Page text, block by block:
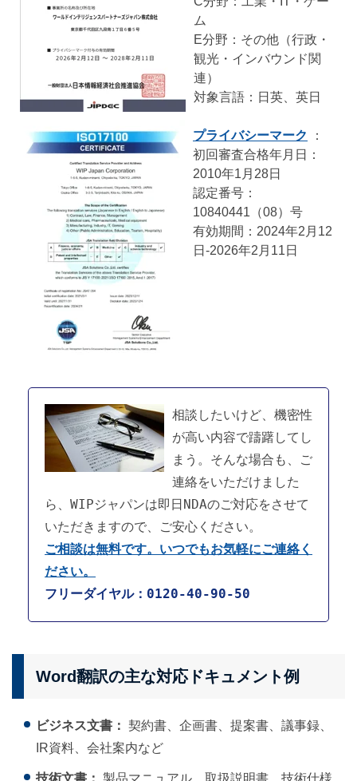
ム
E分野：その他（行政・
観光・インバウンド関
連）
対象言語：日英、英日
プライバシーマーク
：
初回審査合格年月日：
2010年1月28日
認定番号：
10840441（08）号
有効期間：2024年2月12
日-2026年2月11日
相談したいけど、機密性
が高い内容で躊躇してし
まう。そんな場合も、ご
連絡をいただけました
ら、WIPジャパンは即日NDAのご対応をさせて
いただきますので、ご安心ください。
ご相談は無料です。いつでもお気軽にご連絡く
ださい。
フリーダイヤル：0120-40-90-50
Word翻訳の主な対応ドキュメント例
ビジネス文書： 契約書、企画書、提案書、議事録、
IR資料、会社案内など
技術文書： 製品マニュアル、取扱説明書、技術仕様